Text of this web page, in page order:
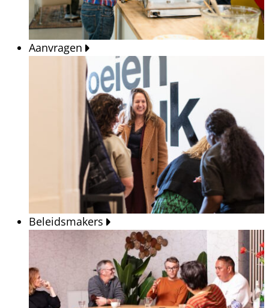
Aanvragen
Beleidsmakers